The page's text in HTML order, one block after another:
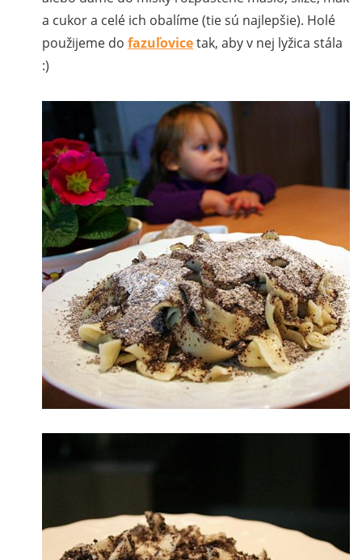
a cukor a celé ich obalíme (tie sú najlepšie). Holé
použijeme do fazuľovicetak, aby v nej lyžica stála
:)